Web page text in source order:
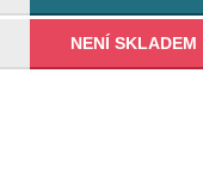
NENÍ SKLADEM